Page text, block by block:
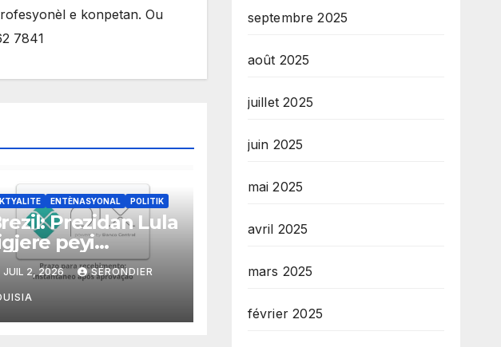
e konpetan. Ou
7841
ENTÈNASYONAL POLITIK
Prezidan Lula
peyi
yo itilize
kòm yon sistèm
efikas
fè tranzaksyon
JUIL 2, 2026 SÉRONDIER
septembre 2025
août 2025
juillet 2025
juin 2025
mai 2025
avril 2025
mars 2025
février 2025